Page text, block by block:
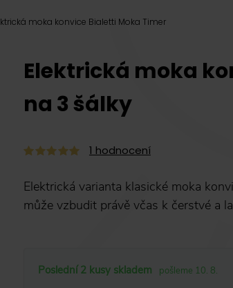
moka konvice Bialetti Moka Timer
Elektrická moka
na 3 šálky
1 hodnocení
Elektrická varianta klasické moka
může vzbudit právě včas k čerstvé a
Poslední 2 kusy skladem pošleme 10. 8.